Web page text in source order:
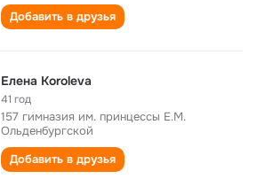
Добавить в друзья
Елена Koroleva
41 год
157 гимназия им. принцессы Е.М.
Ольденбургской
Добавить в друзья